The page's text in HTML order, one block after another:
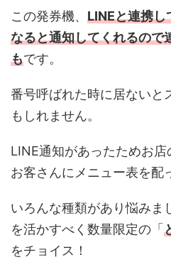
この発券機、 LINEと連携し
なると通知してくれるので
もです。
番号呼ばれた時に居ないと
もしれません。
LINE通知があったためお
お客さんにメニュー表を配
いろんな種類があり悩みま
を活かすべく数量限定の「
をチョイス！